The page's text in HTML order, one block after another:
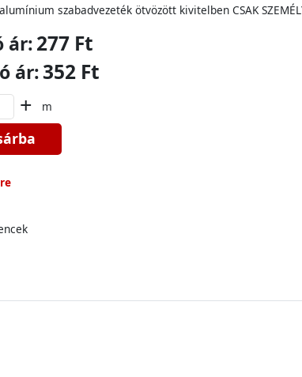
szabadvezeték ötvözött kivitelben CSAK
ár:277 Ft
ár:352 Ft
+ m